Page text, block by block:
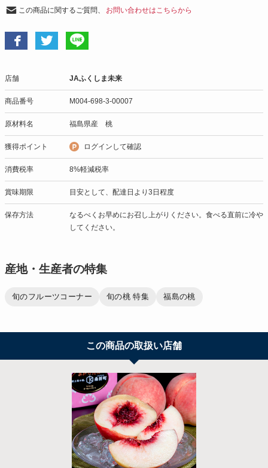
この商品に関するご質問、 お問い合わせはこちらから
店舗 JAふくしま未来
商品番号 M004-698-3-00007
原材料名 福島県産 桃
獲得ポイント ログインして確認
消費税率 8%軽減税率
賞味期限 目安として、配達日より3日程度
保存方法
なるべくお早めにお召し上がりください。食べる直前に冷や
してください。
産地・生産者の特集
旬のフルーツコーナー 旬の桃 特集 福島の桃
この商品の取扱い店舗